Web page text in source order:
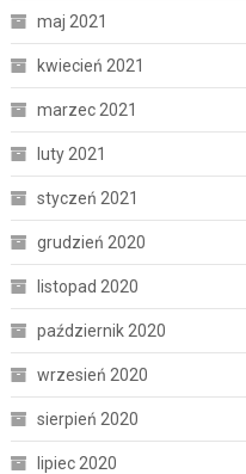
maj 2021
kwiecień 2021
marzec 2021
luty 2021
styczeń 2021
grudzień 2020
listopad 2020
październik 2020
wrzesień 2020
sierpień 2020
lipiec 2020